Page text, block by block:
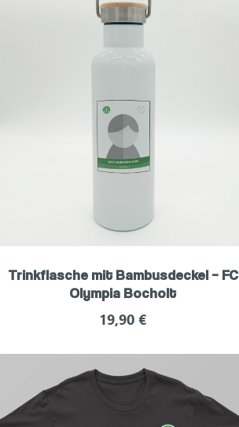
Trinkflasche mit Bambusdeckel – FC
Olympia Bocholt
19,90 €